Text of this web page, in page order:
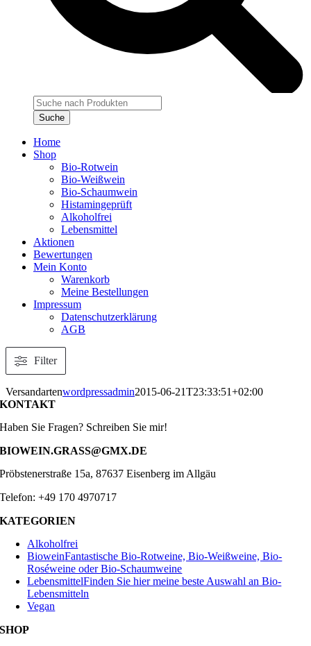
Products
search
Suche
Home
Shop
Bio-Rotwein
Bio-Weißwein
Bio-Schaumwein
Histamingeprüft
Alkoholfrei
Lebensmittel
Aktionen
Bewertungen
Mein Konto
Warenkorb
Meine Bestellungen
Impressum
Datenschutzerklärung
AGB
Filter
Versandartenwordpressadmin2015-06-21T23:33:51+02:00
KONTAKT
Haben Sie Fragen? Schreiben Sie mir!
BIOWEIN.GRASS@GMX.DE
Pröbstenerstraße 15a, 87637 Eisenberg im Allgäu
Telefon: +49 170 4970717
KATEGORIEN
Alkoholfrei
BioweinFantastische Bio-Rotweine, Bio-Weißweine, Bio-
Roséweine oder Bio-Schaumweine
LebensmittelFinden Sie hier meine beste Auswahl an Bio-
Lebensmitteln
Vegan
SHOP